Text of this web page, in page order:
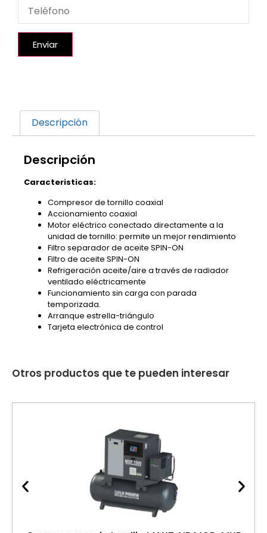
Enviar
Descripción
Descripción
Caracteristicas:
Compresor de tornillo coaxial
Accionamiento coaxial
Motor eléctrico conectado directamente a la
unidad de tornillo: permite un mejor rendimiento
Filtro separador de aceite SPIN-ON
Filtro de aceite SPIN-ON
Refrigeración aceite/aire a través de radiador
ventilado eléctricamente
Funcionamiento sin carga con parada
temporizada.
Arranque estrella-triángulo
Tarjeta electrónica de control
Otros productos que te pueden interesar